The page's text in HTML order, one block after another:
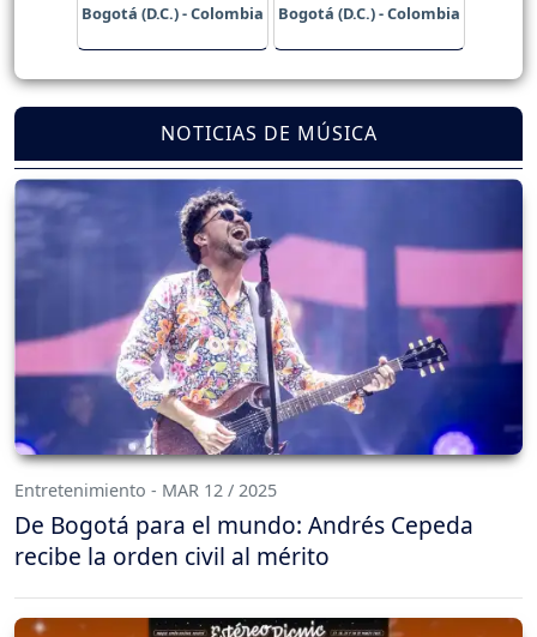
Bogotá (D.C.) - Colombia Bogotá (D.C.) - Colombia
NOTICIAS DE MÚSICA
Entretenimiento - MAR 12 / 2025
De Bogotá para el mundo: Andrés Cepeda
recibe la orden civil al mérito